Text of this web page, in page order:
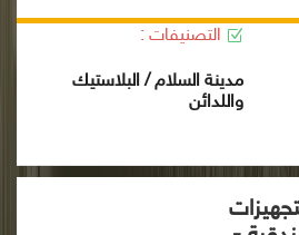
التصنيفات :
مدينة السلام / البلاستيك
واللدائن